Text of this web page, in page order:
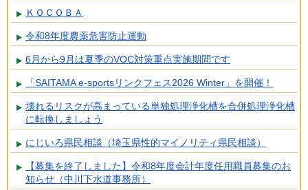
ＫＯＣＯＢＡ
令和8年度農薬危害防止運動
6月から9月は夏季のVOC対策重点実施期間です
「SAITAMA e-sportsリンクフェス2026 Winter」を開催！
壊れるリスクが高まっている単独処理浄化槽を合併処理浄化槽
に転換しましょう
にじいろ県民相談（埼玉県性的マイノリティ県民相談）
【募集を終了しました】令和8年度会計年度任用職員募集のお
知らせ（中川下水道事務所）